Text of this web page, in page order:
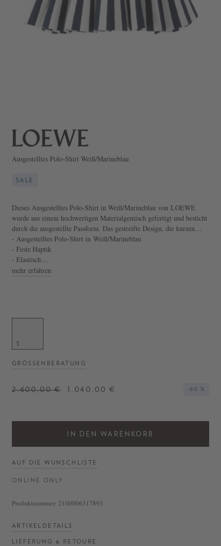
Ausgestelltes Polo-Shirt Weiß/Marineblau
SALE
Dieses Ausgestelltes Polo-Shirt in Weiß/Marineblau von LOEWE
wurde aus einem hochwertigen Materialgemisch gefertigt und besticht
durch die ausgestellte Passform. Das gestreifte Design, die kurzen
Puffärmel und die ausgestellte Silhouette zeichnen das moderne
Modell aus. Der klassische Kent-Kragen und die kurze Knopfleiste
vollenden das Design.
- Ausgestelltes Polo-Shirt in Weiß/Marineblau
- Feste Haptik
- Elastisch
- Hergestellt in Italien
mehr erfahren
S
GRÖSSENBERATUNG
2.600,00 € 1.040,00 € -60 %
IN DEN WARENKORB
AUF DIE WUNSCHLISTE
ONLINE ONLY
Produktnummer: 2100006317893
ARTIKELDETAILS
LIEFERUNG & RETOURE